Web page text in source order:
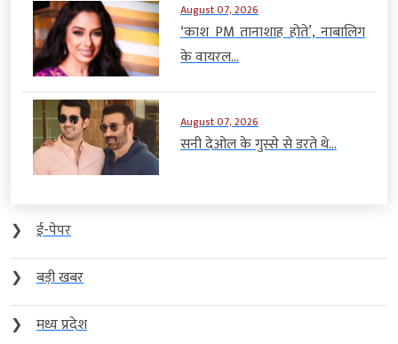
August 07, 2026
‘काश PM तानाशाह होते’, नाबालिग
के वायरल...
August 07, 2026
सनी देओल के गुस्से से डरते थे...
❯
ई-पेपर
❯
बड़ी खबर
❯
मध्य प्रदेश